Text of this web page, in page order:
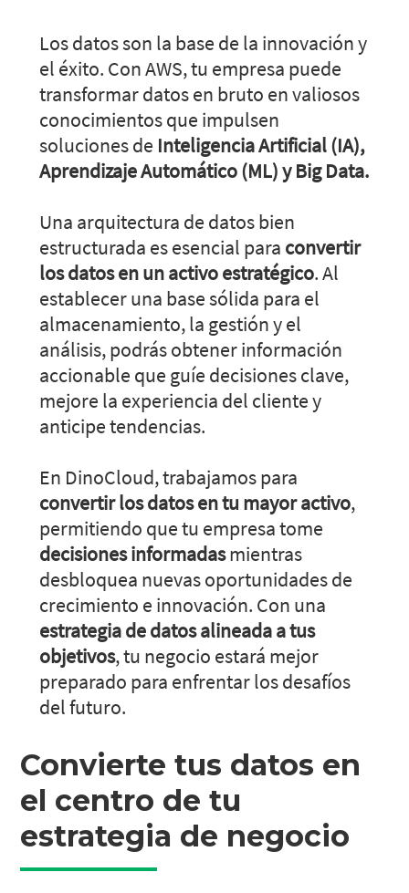
Los datos son la base de la innovación y
el éxito. Con AWS, tu empresa puede
transformar datos en bruto en valiosos
conocimientos que impulsen
soluciones de Inteligencia Artificial (IA),
Aprendizaje Automático (ML) y Big Data.
Una arquitectura de datos bien
estructurada es esencial para convertir
los datos en un activo estratégico. Al
establecer una base sólida para el
almacenamiento, la gestión y el
análisis, podrás obtener información
accionable que guíe decisiones clave,
mejore la experiencia del cliente y
anticipe tendencias.
En DinoCloud, trabajamos para
convertir los datos en tu mayor activo,
permitiendo que tu empresa tome
decisiones informadasmientras
desbloquea nuevas oportunidades de
crecimiento e innovación. Con una
estrategia de datos alineada a tus
objetivos, tu negocio estará mejor
preparado para enfrentar los desafíos
del futuro.
Convierte tus datos en
el centro de tu
estrategia de negocio